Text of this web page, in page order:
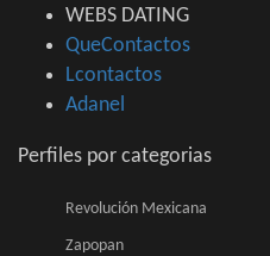
WEBS DATING
QueContactos
Lcontactos
Adanel
Perfiles por categorias
Revolución Mexicana
Zapopan